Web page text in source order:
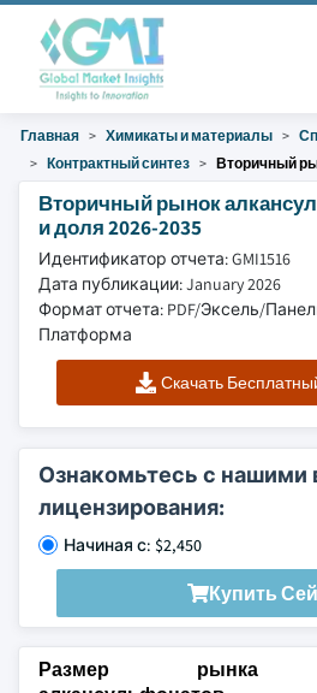
Главная Химикаты и материалы
Контрактный синтез
Вторичный
Вторичный рынок
и доля 2026-2035
Идентификатор отчета: GMI1516
Дата публикации: January 2026
Формат отчета: PDF/Эксель/
Платформа
Скачать
Ознакомьтесь с нашими
лицензирования:
Начиная с: $2,450
Купить
Размер рынка